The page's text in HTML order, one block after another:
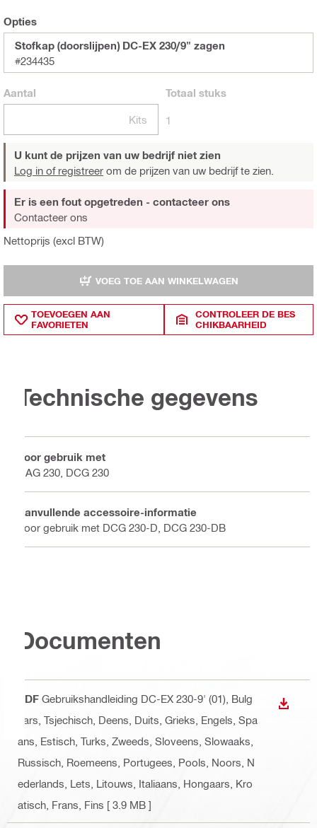
Opties
Stofkap (doorslijpen) DC-EX 230/9" zagen
#234435
Aantal
Kits
Totaal stuks
1
U kunt de prijzen van uw bedrijf niet zien
Log in of registreer om de prijzen van uw bedrijf te zien.
Nettoprijs (excl BTW)
Er is een fout opgetreden - contacteer ons
Contacteer ons
VOEG TOE AAN WINKELWAGEN
TOEVOEGEN AAN
FAVORIETEN
CONTROLEER DE BES
CHIKBAARHEID
Technische gegevens
Voor gebruik met
DAG 230, DCG 230
Aanvullende accessoire-informatie
Voor gebruik met DCG 230-D, DCG 230-DB
Documenten
PDF Gebruikshandleiding DC-EX 230-9' (01) , Bulg
aars, Tsjechisch, Deens, Duits, Grieks, Engels, Spa
ans, Estisch, Turks, Zweeds, Sloveens, Slowaaks,
Russisch, Roemeens, Portugees, Pools, Noors, N
ederlands, Lets, Litouws, Italiaans, Hongaars, Kro
atisch, Frans, Fins [ 3.9 MB ]